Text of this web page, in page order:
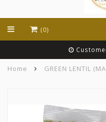
(0)
Home GREEN LENTIL